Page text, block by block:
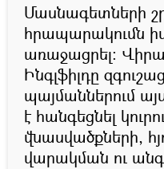
Մասնագետների
հրապարակումն
առաջացրել։
Ինգլֆիլդը
պայմաններում
է հանգեցնել
վնասվածքների,
վարակման ու